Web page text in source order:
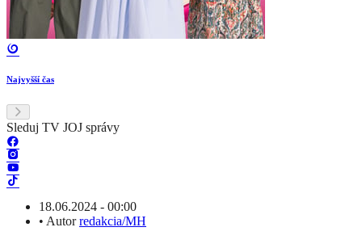
Najvyšší čas
Sleduj TV JOJ správy
18.06.2024 - 00:00
• Autorredakcia/MH